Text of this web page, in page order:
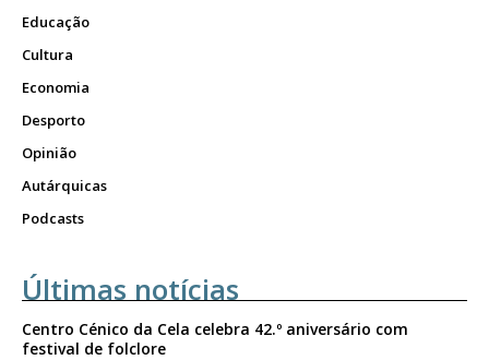
Educação
Cultura
Economia
Desporto
Opinião
Autárquicas
Podcasts
Últimas notícias
Centro Cénico da Cela celebra 42.º aniversário com
festival de folclore